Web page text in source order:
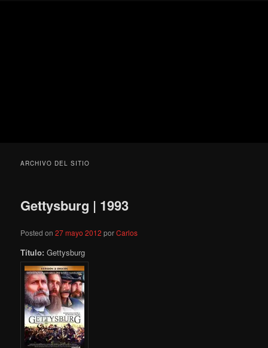
ARCHIVO DEL SITIO
Gettysburg | 1993
Posted on27 mayo 2012 porCarlos
Título: Gettysburg